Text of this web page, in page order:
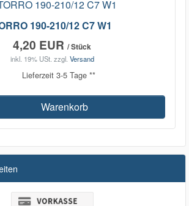
190-210/12 C7 W1
4,20 EUR / Stück
inkl. 19% USt. zzgl. Versand
Lieferzeit 3-5 Tage **
Warenkorb